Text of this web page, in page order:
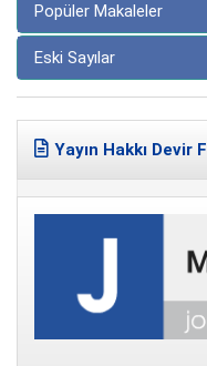
Popüler Makaleler
Eski Sayılar
Yayın Hakkı Devir